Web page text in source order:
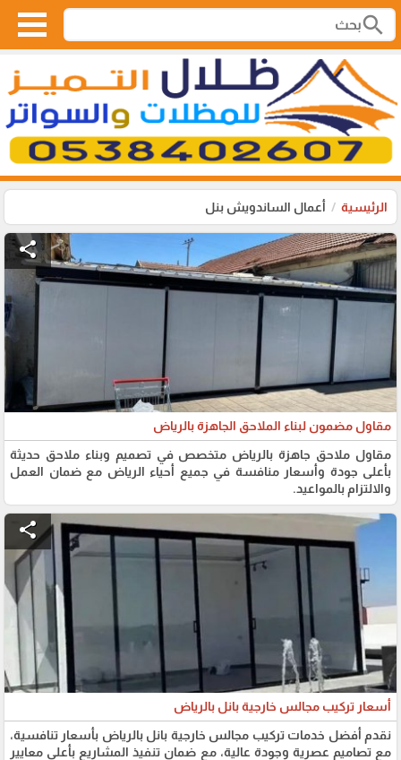
search
الرئيسية أعمال الساندويش بنل
share
مقاول مضمون لبناء الملاحق الجاهزة بالرياض
مقاول ملاحق جاهزة بالرياض متخصص في تصميم وبناء ملاحق حديثة
بأعلى جودة وأسعار منافسة في جميع أحياء الرياض مع ضمان العمل
والالتزام بالمواعيد.
share
أسعار تركيب مجالس خارجية بانل بالرياض
نقدم أفضل خدمات تركيب مجالس خارجية بانل بالرياض بأسعار تنافسية،
مع تصاميم عصرية وجودة عالية، مع ضمان تنفيذ المشاريع بأعلى معايير